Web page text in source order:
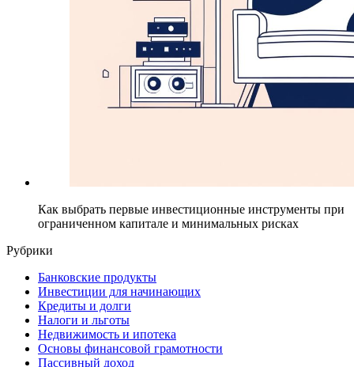
Как выбрать первые инвестиционные инструменты при
ограниченном капитале и минимальных рисках
Рубрики
Банковские продукты
Инвестиции для начинающих
Кредиты и долги
Налоги и льготы
Недвижимость и ипотека
Основы финансовой грамотности
Пассивный доход